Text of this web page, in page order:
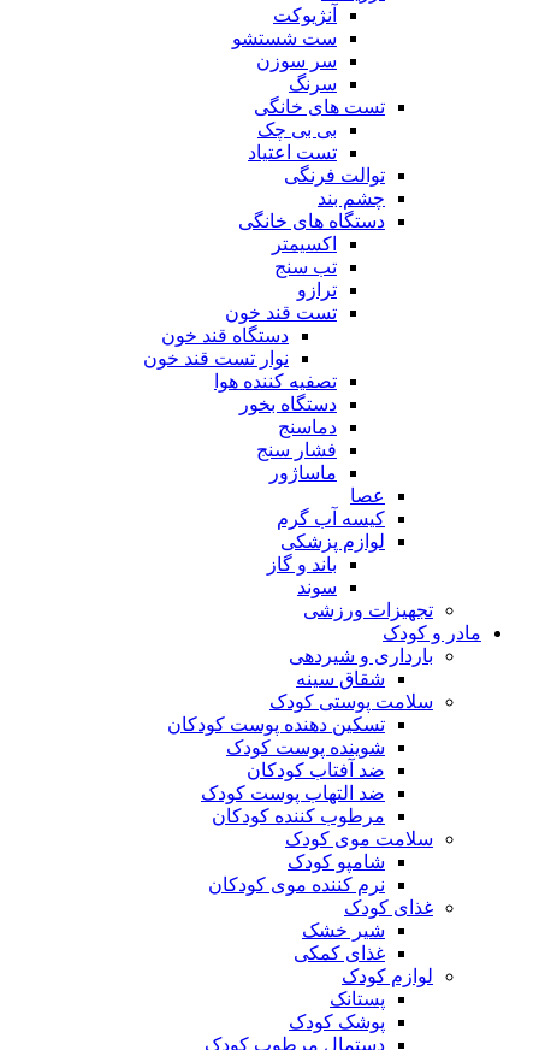
آنژیوکت
ست شستشو
سر سوزن
سرنگ
تست های خانگی
بی بی چک
تست اعتیاد
توالت فرنگی
چشم بند
دستگاه های خانگی
اکسیمتر
تب سنج
ترازو
تست قند خون
دستگاه قند خون
نوار تست قند خون
تصفیه کننده هوا
دستگاه بخور
دماسنج
فشار سنج
ماساژور
عصا
کیسه آب گرم
لوازم پزشکی
باند و گاز
سوند
تجهیزات ورزشی
مادر و کودک
بارداری و شیردهی
شقاق سینه
سلامت پوستی کودک
تسکین دهنده پوست کودکان
شوینده پوست کودک
ضد آفتاب کودکان
ضد التهاب پوست کودک
مرطوب کننده کودکان
سلامت موی کودک
شامپو کودک
نرم کننده موی کودکان
غذای کودک
شیر خشک
غذای کمکی
لوازم کودک
پستانک
پوشک کودک
دستمال مرطوب کودک